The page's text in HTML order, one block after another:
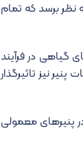
نظر برسد که تمام
گیاهی در فرآیند
نیز تاثیرگذار
پنیرهای معمولی